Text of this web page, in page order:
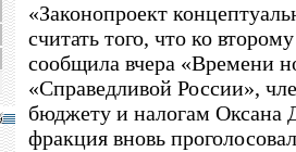
«Законопроект
считать того, что ко
сообщила вчера «Времени
«Справедливой России»,
бюджету и налогам Оксана
фракция вновь